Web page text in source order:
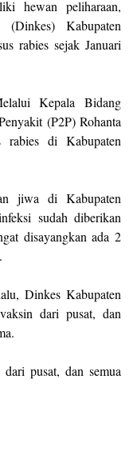
hewan peliharaan,
(Dinkes) Kabupaten
rabies sejak Januari
Kepala Bidang
(P2P) Rohanta
rabies di Kabupaten
jiwa di Kabupaten
sudah diberikan
disayangkan ada 2
Dinkes Kabupaten
dari pusat, dan
pusat, dan semua